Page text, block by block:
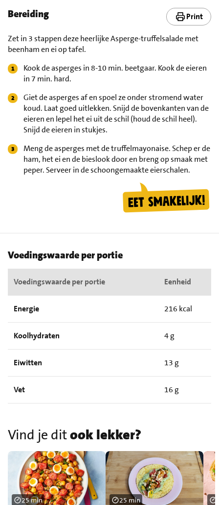
Bereiding Print
Zet in 3 stappen deze heerlijke Asperge-truffelsalade met
beenham en ei op tafel.
Kook de asperges in 8-10 min. beetgaar. Kook de eieren
in 7 min. hard.
Giet de asperges af en spoel ze onder stromend water
koud. Laat goed uitlekken. Snijd de bovenkanten van de
eieren en lepel het ei uit de schil (houd de schil heel).
Snijd de eieren in stukjes.
Meng de asperges met de truffelmayonaise. Schep er de
ham, het ei en de bieslook door en breng op smaak met
peper. Serveer in de schoongemaakte eierschalen.
Voedingswaarde per portie
Voedingswaarde per portie Eenheid
Energie 216 kcal
Koolhydraten 4 g
Eiwitten 13 g
Vet 16 g
Vind je ditook lekker?
25 min 25 min